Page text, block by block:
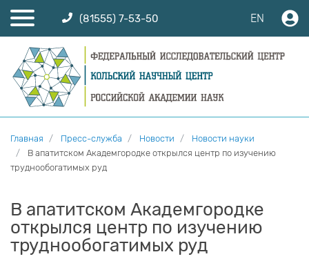
(81555) 7-53-50 EN
Главная Пресс-служба Новости
Новости науки
В апатитском Академгородке открылся центр по изучению
труднообогатимых руд
В апатитском Академгородке
открылся центр по изучению
труднообогатимых руд